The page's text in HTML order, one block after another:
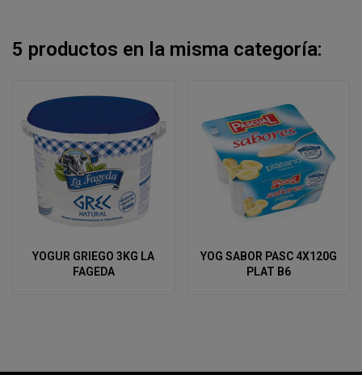
5 productos en la misma categoría:
YOGUR GRIEGO 3KG LA
FAGEDA
YOG SABOR PASC 4X120G
PLAT B6